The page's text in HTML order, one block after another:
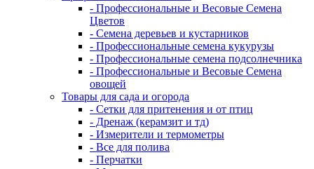
- Профессиональные и Весовые Семена
Цветов
- Семена деревьев и кустарников
- Профессиональные семена кукурузы
- Профессиональные семена подсолнечника
- Профессиональные и Весовые Семена
овощей
Товары для сада и огорода
- Сетки для притенения и от птиц
- Дренаж (керамзит и тд)
- Измерители и термометры
- Все для полива
- Перчатки